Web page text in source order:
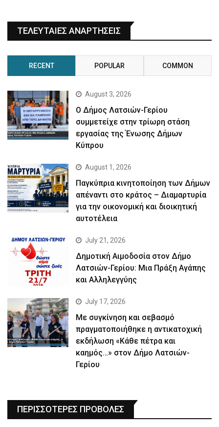
ΤΕΛΕΥΤΑΙΕΣ ΑΝΑΡΤΗΣΕΙΣ
RECENT POPULAR COMMON
August 3, 2026
Ο Δήμος Λατσιών-Γερίου
συμμετείχε στην τρίωρη στάση
εργασίας της Ένωσης Δήμων
Κύπρου
August 1, 2026
Παγκύπρια κινητοποίηση των Δήμων
απέναντι στο κράτος – Διαμαρτυρία
για την οικονομική και διοικητική
αυτοτέλεια
July 21, 2026
Δημοτική Αιμοδοσία στον Δήμο
Λατσιών-Γερίου: Μια Πράξη Αγάπης
και Αλληλεγγύης
July 17, 2026
Με συγκίνηση και σεβασμό
πραγματοποιήθηκε η αντικατοχική
εκδήλωση «Κάθε πέτρα και
καημός…» στον Δήμο Λατσιών-
Γερίου
ΠΕΡΙΣΣΟΤΕΡΕΣ ΠΡΟΒΟΛΕΣ